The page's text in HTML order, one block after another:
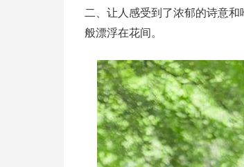
二、让人感受到了浓郁的诗意
般漂浮在花间。